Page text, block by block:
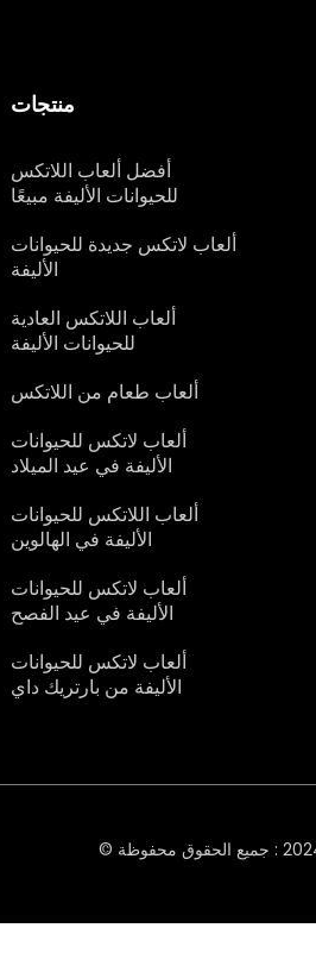
منتجات
أفضل ألعاب اللاتكس
للحيوانات الأليفة مبيعًا
ألعاب لاتكس جديدة للحيوانات
الأليفة
ألعاب اللاتكس العادية
للحيوانات الأليفة
ألعاب طعام من اللاتكس
ألعاب لاتكس للحيوانات
الأليفة في عيد الميلاد
ألعاب اللاتكس للحيوانات
الأليفة في الهالوين
ألعاب لاتكس للحيوانات
الأليفة في عيد الفصح
ألعاب لاتكس للحيوانات
الأليفة من بارتريك داي